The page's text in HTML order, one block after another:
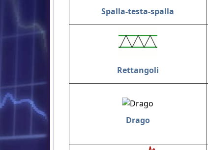
Spalla-testa-spalla
Rettangoli
Drago